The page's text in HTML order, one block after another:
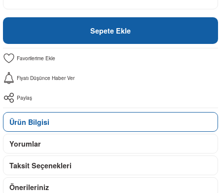
Sepete Ekle
Fiyatı Düşünce Haber Ver
Paylaş
Ürün Bilgisi
Yorumlar
Taksit Seçenekleri
Önerileriniz